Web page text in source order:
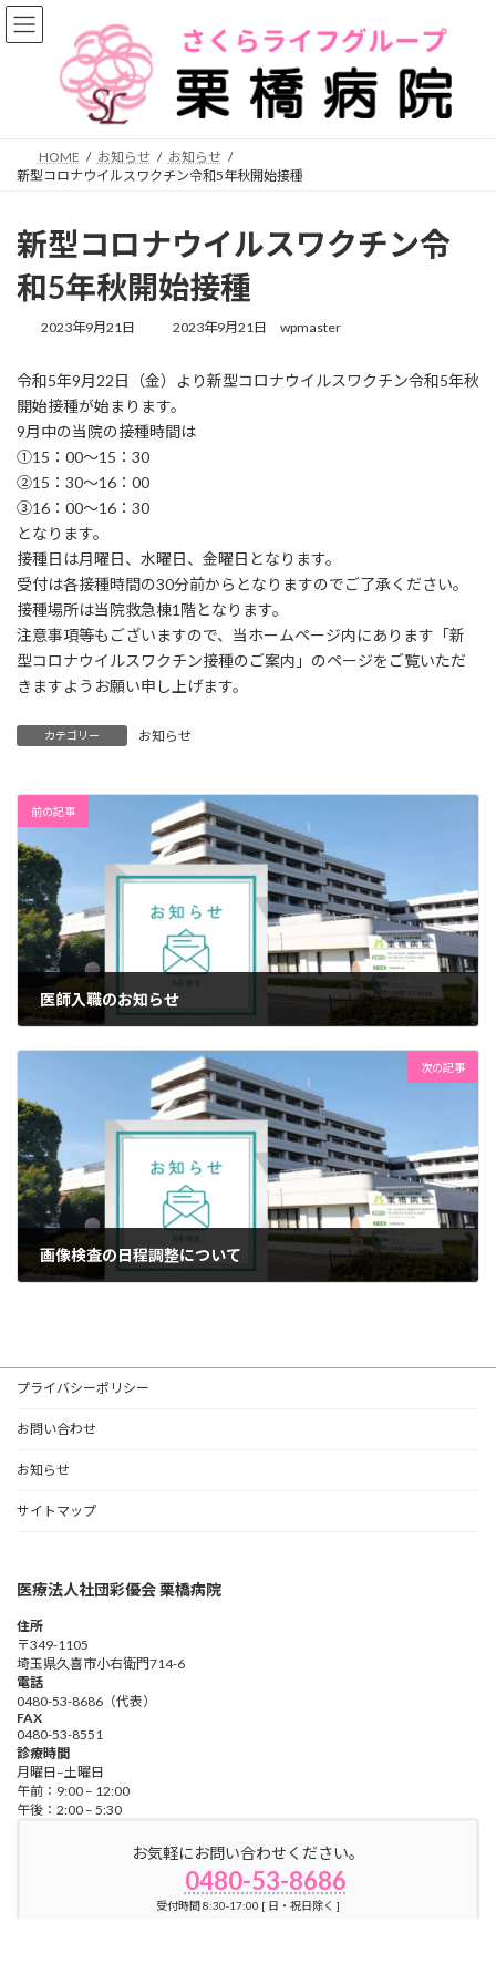
コ
ン
ナ
ビ
HOME お知らせ
お知らせ
新型コロナウイルスワクチン令和5年秋開始接種
新型コロナウイルスワクチン令
和5年秋開始接種
2023年9月21日
最
新
日
時
:
2023年9月21日 wpmaster
令和5年9月22日（金）より新型コロナウイルスワクチン令和5年秋
開始接種が始まります。
9月中の当院の接種時間は
①15：00～15：30
②15：30～16：00
③16：00～16：30
となります。
接種日は月曜日、水曜日、金曜日となります。
受付は各接種時間の30分前からとなりますのでご了承ください。
接種場所は当院救急棟1階となります。
注意事項等もございますので、当ホームページ内にあります「新
型コロナウイルスワクチン接種のご案内」のページをご覧いただ
きますようお願い申し上げます。
カテゴリー お知らせ
前の記事
医師入職のお知らせ
次の記事
画像検査の日程調整について
プライバシーポリシー
お問い合わせ
お知らせ
サイトマップ
医療法人社団彩優会 栗橋病院
住所
〒349-1105
埼玉県久喜市小右衛門714-6
電話
0480-53-8686（代表）
FAX
0480-53-8551
診療時間
月曜日–土曜日
午前：9:00 – 12:00
午後：2:00 – 5:30
お気軽にお問い合わせください。
0480-53-8686
受付時間 8:30-17:00 [ 日・祝日除く ]